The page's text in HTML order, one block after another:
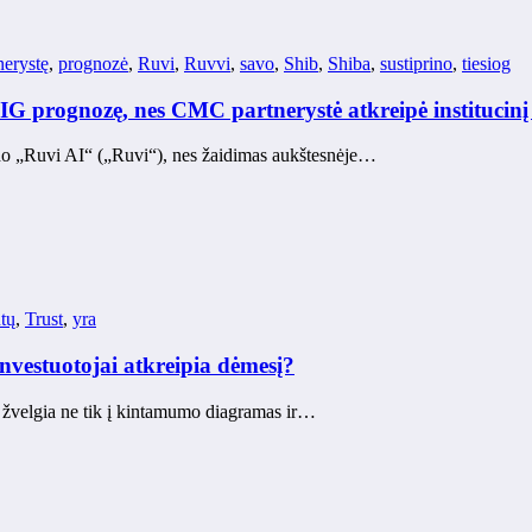
, prognozė, Ruvi, Ruvvi, savo, Shib, Shiba, sustiprino, tiesiog
prognozę, nes CMC partnerystė atkreipė
„Ruvi AI“ („Ruvi“), nes žaidimas aukštesnėje…
, Trust, yra
atkreipia dėmesį?
ne tik į kintamumo diagramas ir…